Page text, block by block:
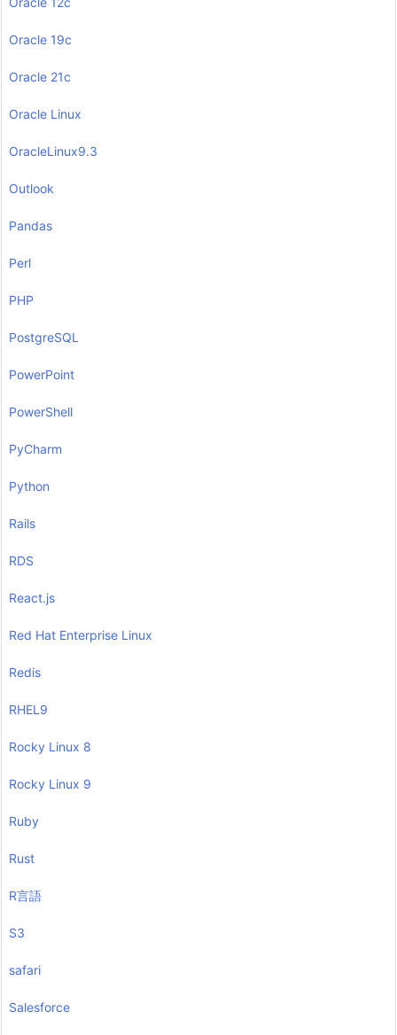
Oracle 19c
Oracle 21c
Oracle Linux
OracleLinux9.3
Outlook
Pandas
Perl
PHP
PostgreSQL
PowerPoint
PowerShell
PyCharm
Python
Rails
RDS
React.js
Red Hat Enterprise Linux
Redis
RHEL9
Rocky Linux 8
Rocky Linux 9
Ruby
Rust
R言語
S3
safari
Salesforce